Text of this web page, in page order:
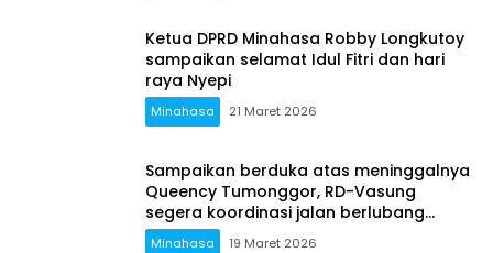
Ketua DPRD Minahasa Robby Longkutoy
sampaikan selamat Idul Fitri dan hari
raya Nyepi
Minahasa 21 Maret 2026
Sampaikan berduka atas meninggalnya
Queency Tumonggor, RD-Vasung
segera koordinasi jalan berlubang
dengan Provinsi
Minahasa 19 Maret 2026